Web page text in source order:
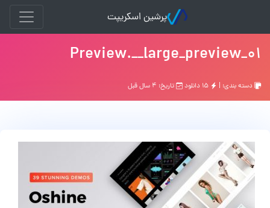
پرشین اسکریپت
01_Preview.__large_preview
دسته بندی: | تاریخ: ۴ سال قبل